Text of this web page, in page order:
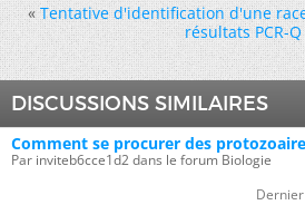
« Tentative d'identification d'une
résultats PCR-Q
DISCUSSIONS SIMILAIRES
Comment se procurer des
Par inviteb6cce1d2 dans le forum Biologie